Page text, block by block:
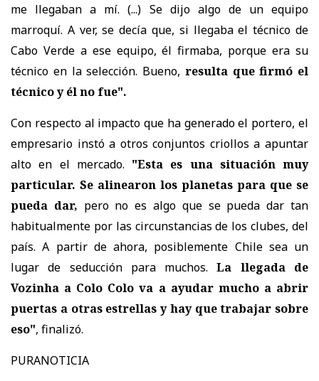
me llegaban a mí. (...) Se dijo algo de un equipo
marroquí. A ver, se decía que, si llegaba el técnico de
Cabo Verde a ese equipo, él firmaba, porque era su
técnico en la selección. Bueno, resulta que firmó el
técnico y él no fue".
Con respecto al impacto que ha generado el portero, el
empresario instó a otros conjuntos criollos a apuntar
alto en el mercado. "Esta es una situación muy
particular. Se alinearon los planetas para que se
pueda dar, pero no es algo que se pueda dar tan
habitualmente por las circunstancias de los clubes, del
país. A partir de ahora, posiblemente Chile sea un
lugar de seducción para muchos.La llegada de
Vozinha a Colo Colo va a ayudar mucho a abrir
puertas a otras estrellas y hay que trabajar sobre
eso", finalizó.
PURANOTICIA